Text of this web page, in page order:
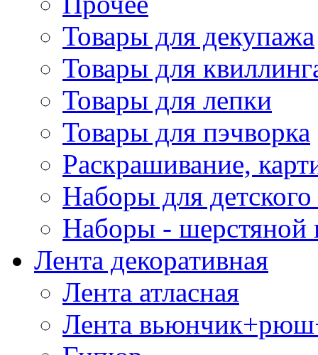
Товары для декупажа
Товары для
Товары для лепки
Товары для пэчворка
Раскрашивание,
Наборы для
Наборы - шерстяной
Лента декоративная
Лента атласная
Лента